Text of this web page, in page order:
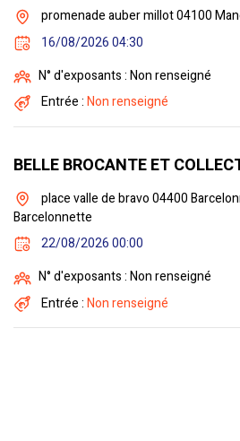
promenade auber millot 04100
16/08/2026 04:30
N° d'exposants : Non renseigné
Entrée :Non renseigné
BELLE BROCANTE ET
place valle de bravo 04400
Barcelonnette
22/08/2026 00:00
N° d'exposants : Non renseigné
Entrée :Non renseigné